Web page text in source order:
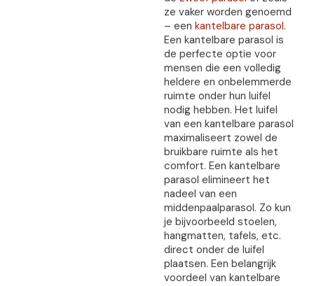
ze vaker worden genoemd
– een kantelbare parasol.
Een kantelbare parasol is
de perfecte optie voor
mensen die een volledig
heldere en onbelemmerde
ruimte onder hun luifel
nodig hebben. Het luifel
van een kantelbare parasol
maximaliseert zowel de
bruikbare ruimte als het
comfort. Een kantelbare
parasol elimineert het
nadeel van een
middenpaalparasol. Zo kun
je bijvoorbeeld stoelen,
hangmatten, tafels, etc.
direct onder de luifel
plaatsen. Een belangrijk
voordeel van kantelbare